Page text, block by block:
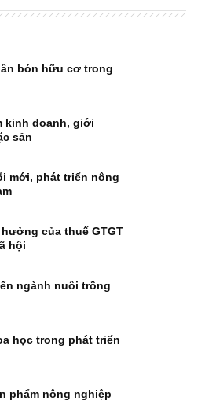
bón hữu cơ trong
kinh doanh, giới
sản
mới, phát triển nông
của thuế GTGT
hội
ngành nuôi trồng
học trong phát triển
phẩm nông nghiệp